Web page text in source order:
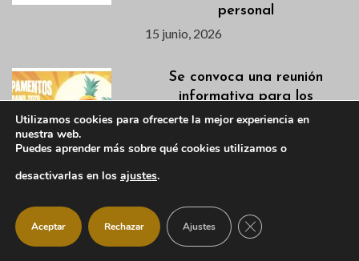
personal
15 junio, 2026
Se convoca una reunión
informativa para los
Campamentos de Verano
15 junio, 2026
de pistas para uso libre del 12
al 14 de junio
Utilizamos cookies para ofrecerte la mejor experiencia en
nuestra web.
Puedes aprender más sobre qué cookies utilizamos o
desactivarlas en los ajustes.
Aceptar Rechazar Ajustes CERRAR EL